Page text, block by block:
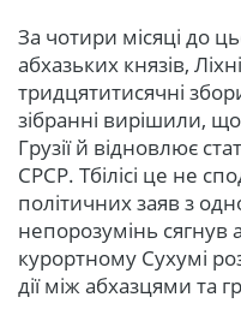
За чотири місяці до
абхазьких князів,
тридцятитисячні
зібранні вирішили,
Грузії й відновлює
СРСР. Тбілісі це не
політичних заяв з
непорозумінь
курортному Сухумі
дії між абхазцями та